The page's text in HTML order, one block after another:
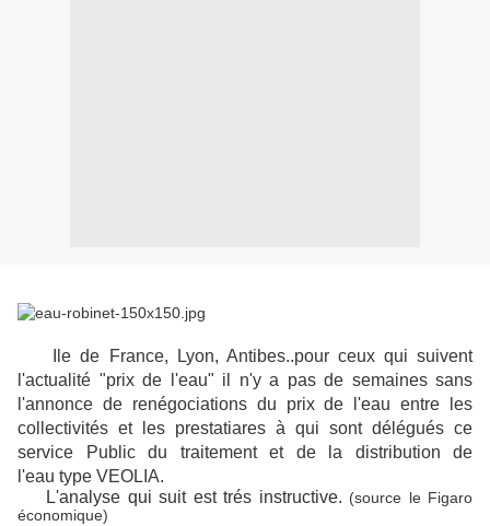
Ile de France, Lyon, Antibes..pour ceux qui suivent
l'actualité "prix de l'eau" il n'y a pas de semaines sans
l'annonce de renégociations du prix de l'eau entre les
collectivités et les prestatiares à qui sont délégués ce
service Public du traitement et de la distribution de
l'eau type VEOLIA.
L'analyse qui suit est trés instructive. (source le Figaro
économique)